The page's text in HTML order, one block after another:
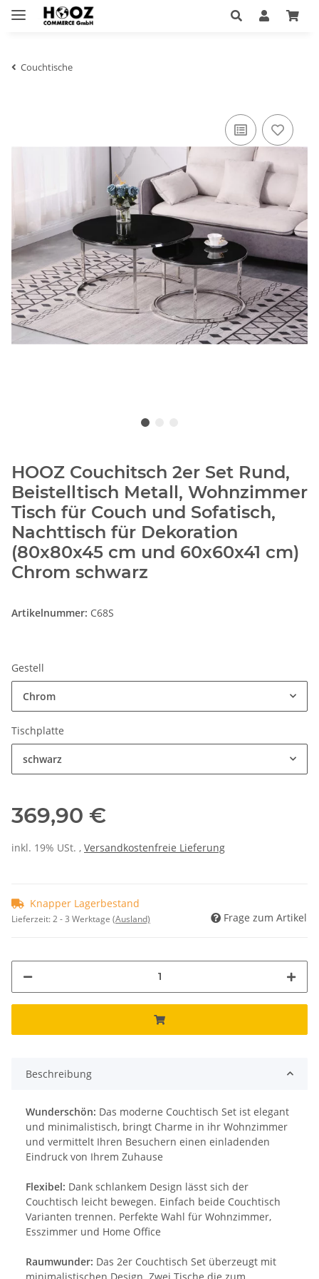
Couchtische
HOOZ Couchitsch 2er Set Rund,
Beistelltisch Metall, Wohnzimmer
Tisch für Couch und Sofatisch,
Nachttisch für Dekoration
(80x80x45 cm und 60x60x41 cm)
Chrom schwarz
Artikelnummer: C68S
Gestell
Chrom
Tischplatte
schwarz
369,90 €
inkl. 19% USt. , Versandkostenfreie Lieferung
Knapper Lagerbestand
Lieferzeit:2 - 3 Werktage (Ausland) Frage zum Artikel
Beschreibung
Wunderschön: Das moderne Couchtisch Set ist elegant
und minimalistisch, bringt Charme in ihr Wohnzimmer
und vermittelt Ihren Besuchern einen einladenden
Eindruck von Ihrem Zuhause
Flexibel: Dank schlankem Design lässt sich der
Couchtisch leicht bewegen. Einfach beide Couchtisch
Varianten trennen. Perfekte Wahl für Wohnzimmer,
Esszimmer und Home Office
Raumwunder: Das 2er Couchtisch Set überzeugt mit